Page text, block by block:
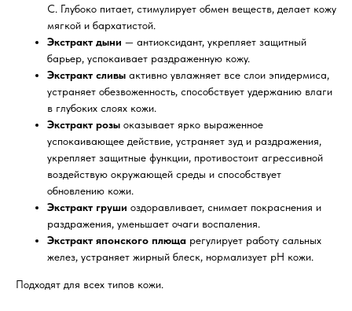
С. Глубоко питает, стимулирует обмен веществ, делает кожу
мягкой и бархатистой.
Экстракт дыни — антиоксидант, укрепляет защитный
барьер, успокаивает раздраженную кожу.
Экстракт сливы активно увлажняет все слои эпидермиса,
устраняет обезвоженность, способствует удержанию влаги
в глубоких слоях кожи.
Экстракт розы оказывает ярко выраженное
успокаивающее действие, устраняет зуд и раздражения,
укрепляет защитные функции, противостоит агрессивной
воздействую окружающей среды и способствует
обновлению кожи.
Экстракт груши оздоравливает, снимает покраснения и
раздражения, уменьшает очаги воспаления.
Экстракт японского плюща регулирует работу сальных
желез, устраняет жирный блеск, нормализует pH кожи.
Подходят для всех типов кожи.